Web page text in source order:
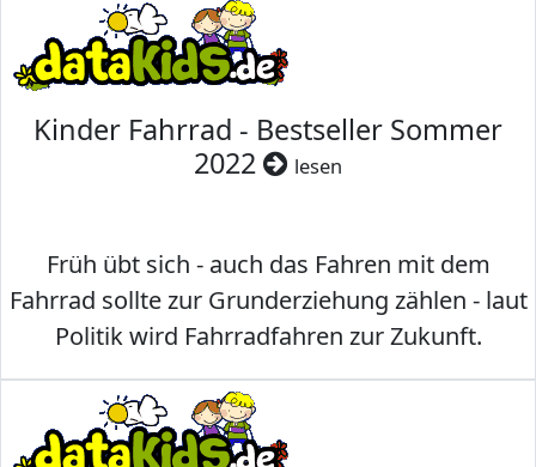
Kinder Fahrrad - Bestseller Sommer
2022
lesen
Früh übt sich - auch das Fahren mit dem
Fahrrad sollte zur Grunderziehung zählen - laut
Politik wird Fahrradfahren zur Zukunft.